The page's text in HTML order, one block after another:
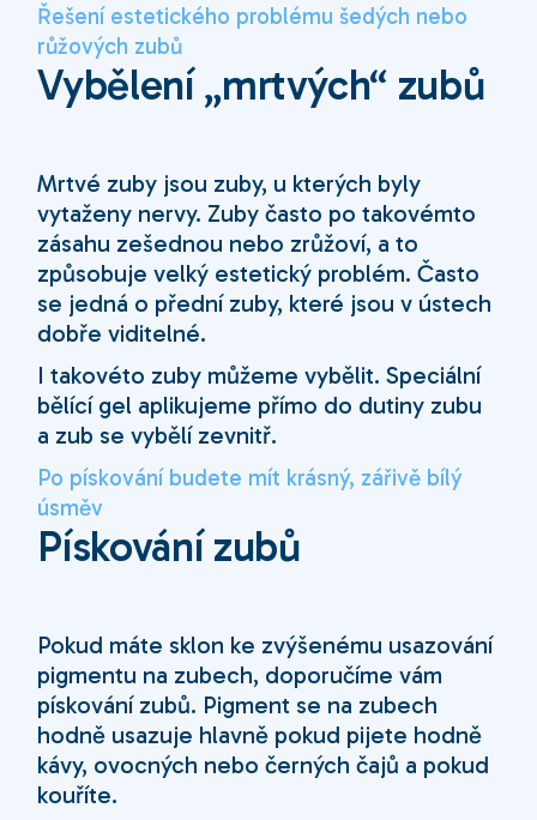
Řešení estetického problému šedých nebo
růžových zubů
Vybělení „mrtvých“ zubů
Mrtvé zuby jsou zuby, u kterých byly
vytaženy nervy. Zuby často po takovémto
zásahu zešednou nebo zrůžoví, a to
způsobuje velký estetický problém. Často
se jedná o přední zuby, které jsou v ústech
dobře viditelné.
I takovéto zuby můžeme vybělit. Speciální
bělící gel aplikujeme přímo do dutiny zubu
a zub se vybělí zevnitř.
Po pískování budete mít krásný, zářivě bílý
úsměv
Pískování zubů
Pokud máte sklon ke zvýšenému usazování
pigmentu na zubech, doporučíme vám
pískování zubů. Pigment se na zubech
hodně usazuje hlavně pokud pijete hodně
kávy, ovocných nebo černých čajů a pokud
kouříte.